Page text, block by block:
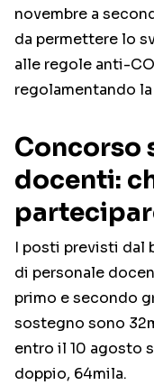
novembre a
da permettere lo
alle regole anti-
regolamentando
Concorso
docenti:
I posti previsti dal
di personale
primo e secondo
sostegno sono
entro il 10 agosto
doppio, 64mila.